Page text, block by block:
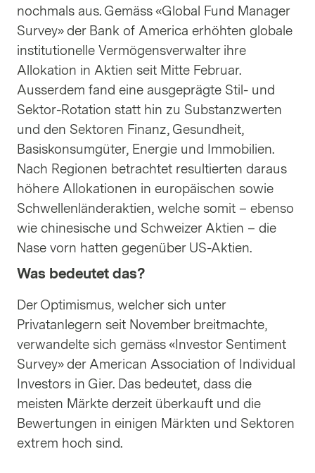
nochmals aus. Gemäss «Global Fund Manager
Survey» der Bank of America erhöhten globale
institutionelle Vermögensverwalter ihre
Allokation in Aktien seit Mitte Februar.
Ausserdem fand eine ausgeprägte Stil- und
Sektor-Rotation statt hin zu Substanzwerten
und den Sektoren Finanz, Gesundheit,
Basiskonsumgüter, Energie und Immobilien.
Nach Regionen betrachtet resultierten daraus
höhere Allokationen in europäischen sowie
Schwellenländeraktien, welche somit – ebenso
wie chinesische und Schweizer Aktien – die
Nase vorn hatten gegenüber US-Aktien.
Was bedeutet das?
Der Optimismus, welcher sich unter
Privatanlegern seit November breitmachte,
verwandelte sich gemäss «Investor Sentiment
Survey» der American Association of Individual
Investors in Gier. Das bedeutet, dass die
meisten Märkte derzeit überkauft und die
Bewertungen in einigen Märkten und Sektoren
extrem hoch sind.